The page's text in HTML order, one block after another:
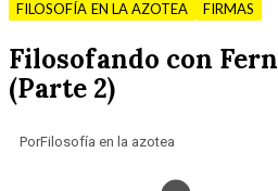
FILOSOFÍA EN LA AZOTEA FIRMAS
Filosofando con
(Parte 2)
PorFilosofía en la azotea